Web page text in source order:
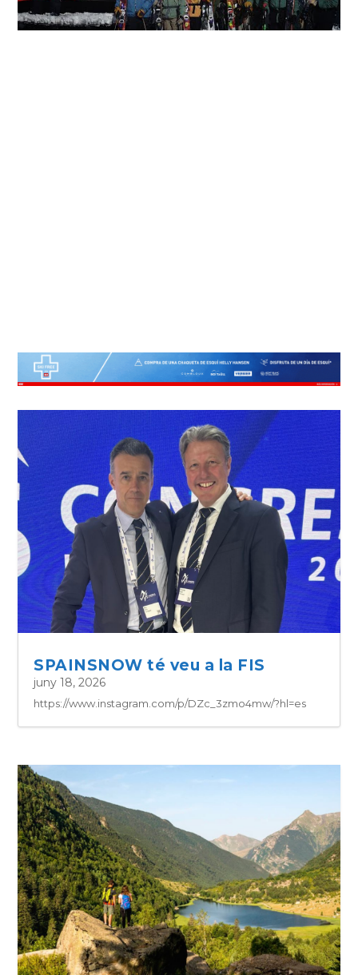
SPAINSNOW té veu a la FIS
juny 18, 2026
https://www.instagram.com/p/DZc_3zmo4mw/?hl=es